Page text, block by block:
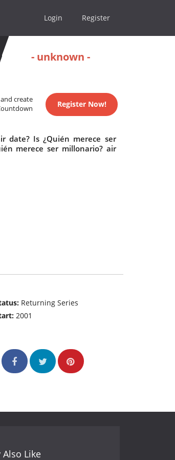
Login Register
- unknown -
create
Register Now!
date? Is ¿Quién merece ser
merece ser millonario? air
Returning Series
2001
Also Like